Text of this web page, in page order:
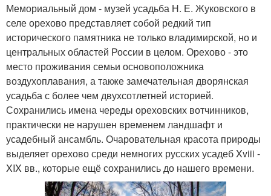
Мемориальный дом - музей усадьба Н. Е. Жуковского в
селе орехово представляет собой редкий тип
исторического памятника не только владимирской, но и
центральных областей России в целом. Орехово - это
место проживания семьи основоположника
воздухоплавания, а также замечательная дворянская
усадьба с более чем двухсотлетней историей.
Сохранились имена череды ореховских вотчинников,
практически не нарушен временем ландшафт и
усадебный ансамбль. Очаровательная красота природы
выделяет орехово среди немногих русских усадеб Xviii -
XIX вв., которые ещё сохранились до нашего времени.